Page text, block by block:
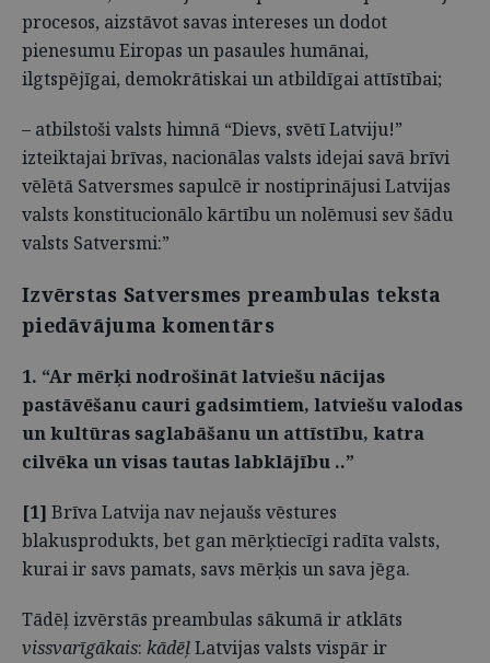
procesos, aizstāvot savas intereses un dodot
pienesumu Eiropas un pasaules humānai,
ilgtspējīgai, demokrātiskai un atbildīgai attīstībai;
– atbilstoši valsts himnā “Dievs, svētī Latviju!”
izteiktajai brīvas, nacionālas valsts idejai savā brīvi
vēlētā Satversmes sapulcē ir nostiprinājusi Latvijas
valsts konstitucionālo kārtību un nolēmusi sev šādu
valsts Satversmi:”
Izvērstas Satversmes preambulas teksta
piedāvājuma komentārs
1. “Ar mērķi nodrošināt latviešu nācijas
pastāvēšanu cauri gadsimtiem, latviešu valodas
un kultūras saglabāšanu un attīstību, katra
cilvēka un visas tautas labklājību ..”
[1] Brīva Latvija nav nejaušs vēstures
blakusprodukts, bet gan mērķtiecīgi radīta valsts,
kurai ir savs pamats, savs mērķis un sava jēga.
Tādēļ izvērstās preambulas sākumā ir atklāts
vissvarīgākais: kādēļLatvijas valsts vispār ir